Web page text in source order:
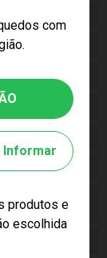
com
Informar
produtos e
escolhida